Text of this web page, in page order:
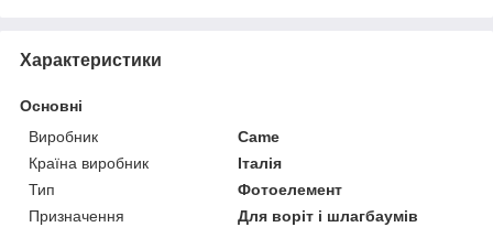
Характеристики
Основні
Виробник
Came
Країна виробник
Італія
Тип
Фотоелемент
Призначення
Для воріт і шлагбаумів